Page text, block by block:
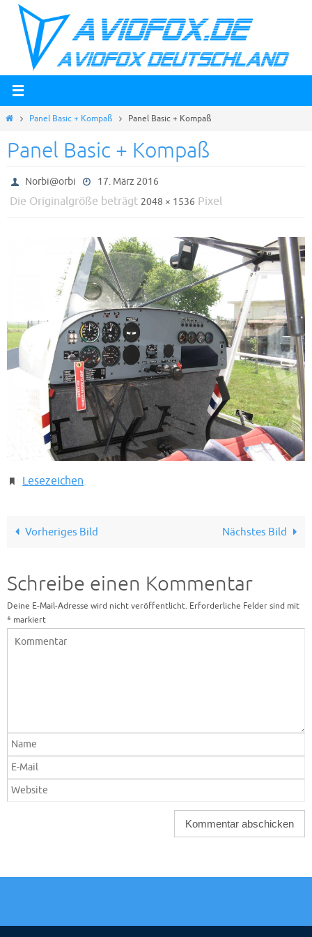
Zum
Inhalt
springen
StartPanel Basic + Kompaß Panel Basic + Kompaß
Panel Basic + Kompaß
Norbi@orbi 17. März 2016
Die Originalgröße beträgt 2048 × 1536 Pixel
Lesezeichen.
Vorheriges Bild Nächstes Bild
Schreibe einen Kommentar
Deine E-Mail-Adresse wird nicht veröffentlicht. Erforderliche Felder sind mit
* markiert